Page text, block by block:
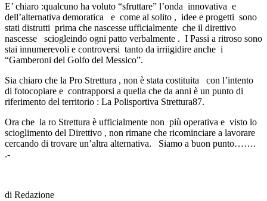
E’ chiaro :qualcuno ha voluto “sfruttare” l’onda innovativa e
dell’alternativa demoratica e come al solito , idee e progetti sono
stati distrutti prima che nascesse ufficialmente che il direttivo
nascesse sciogleindo ogni patto verbalmente . I Passi a ritroso sono
stai innumerevoli e controversi tanto da irriigidire anche i
“Gamberoni del Golfo del Messico”.
Sia chiaro che la Pro Strettura , non è stata costituita con l’intento
di fotocopiare e contrapporsi a quella che da anni è un punto di
riferimento del territorio : La Polisportiva Strettura87.
Ora che la ro Strettura è ufficialmente non più operativa e visto lo
scioglimento del Direttivo , non rimane che ricominciare a lavorare
cercando di trovare un’altra alternativa. Siamo a buon punto…….
.-
di Redazione